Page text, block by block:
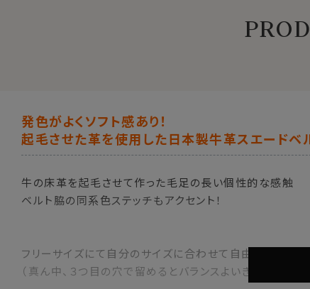
発色がよくソフト感あり！
起毛させた革を使用した日本製牛革スエードベル
牛の床革を起毛させて作った毛足の長い個性的な感触
ベルト脇の同系色ステッチもアクセント！
フリーサイズにて自分のサイズに合わせて自由にカット可能
（真ん中、３つ目の穴で留めるとバランスよいきれいな着こ